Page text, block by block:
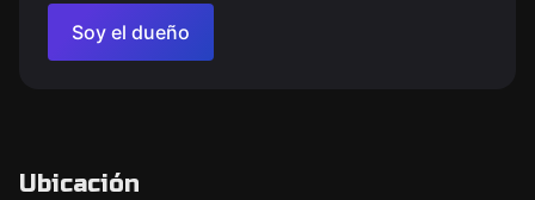
Soy el dueño
Ubicación